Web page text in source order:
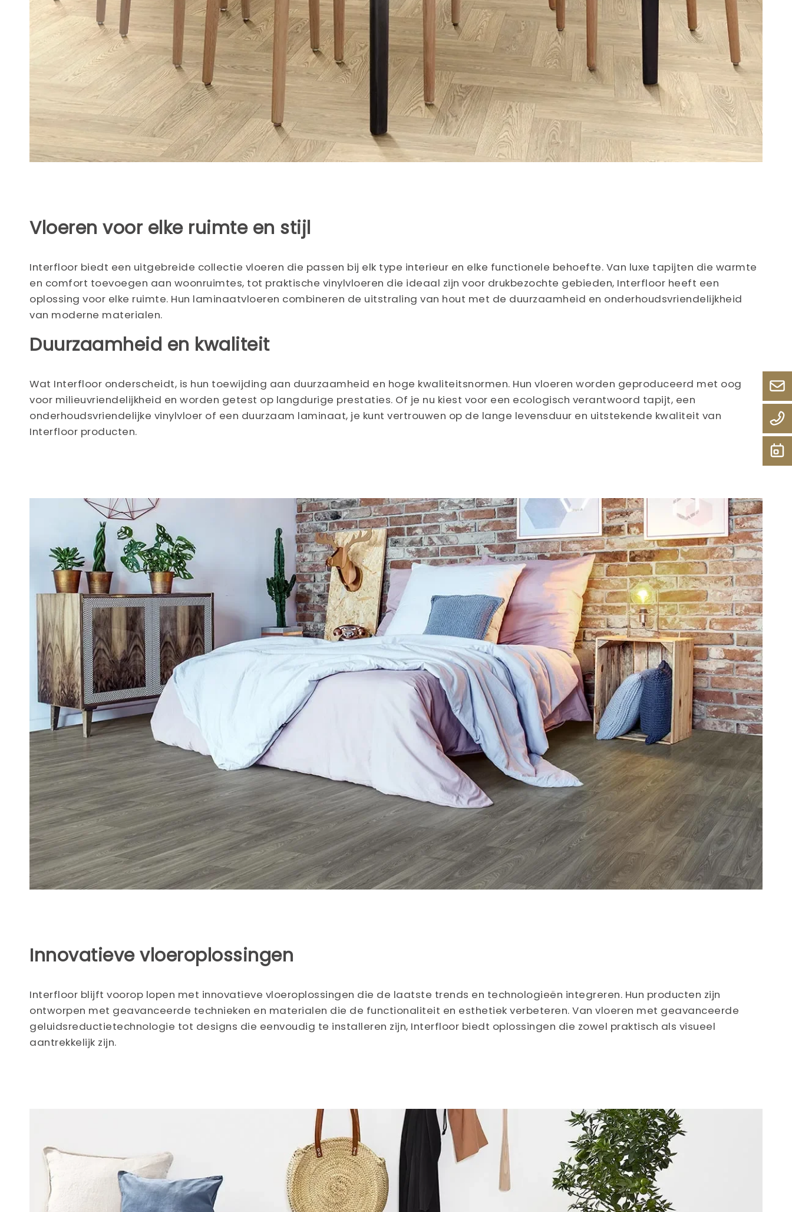
Vloeren voor elke ruimte en stijl
Interfloor biedt een uitgebreide collectie vloeren die passen bij elk type interieur en elke functionele behoefte. Van luxe tapijten die warmte
en comfort toevoegen aan woonruimtes, tot praktische vinylvloeren die ideaal zijn voor drukbezochte gebieden, Interfloor heeft een
oplossing voor elke ruimte. Hun laminaatvloeren combineren de uitstraling van hout met de duurzaamheid en onderhoudsvriendelijkheid
van moderne materialen.
Duurzaamheid en kwaliteit
Wat Interfloor onderscheidt, is hun toewijding aan duurzaamheid en hoge kwaliteitsnormen. Hun vloeren worden geproduceerd met oog
voor milieuvriendelijkheid en worden getest op langdurige prestaties. Of je nu kiest voor een ecologisch verantwoord tapijt, een
onderhoudsvriendelijke vinylvloer of een duurzaam laminaat, je kunt vertrouwen op de lange levensduur en uitstekende kwaliteit van
Interfloor producten.
Innovatieve vloeroplossingen
Interfloor blijft voorop lopen met innovatieve vloeroplossingen die de laatste trends en technologieën integreren. Hun producten zijn
ontworpen met geavanceerde technieken en materialen die de functionaliteit en esthetiek verbeteren. Van vloeren met geavanceerde
geluidsreductietechnologie tot designs die eenvoudig te installeren zijn, Interfloor biedt oplossingen die zowel praktisch als visueel
aantrekkelijk zijn.